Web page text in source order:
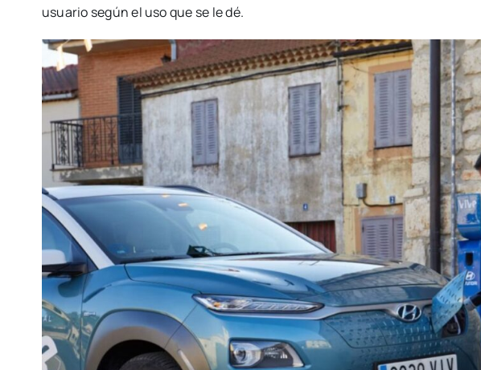
usuario según el uso que se le dé.